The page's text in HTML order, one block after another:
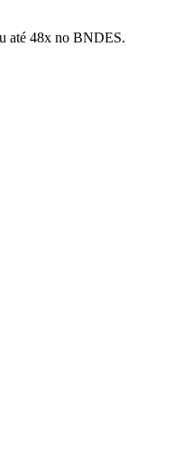
até 48x no BNDES.